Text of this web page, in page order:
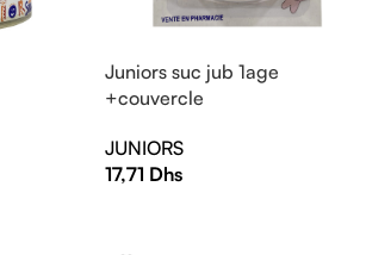
Juniors suc jub 1age
+couvercle
JUNIORS
17,71 Dhs